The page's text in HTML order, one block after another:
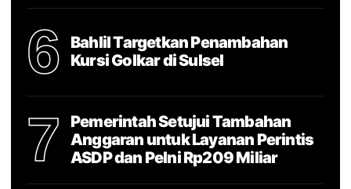
6
Bahlil Targetkan Penambahan
Kursi Golkar di Sulsel
7
Pemerintah Setujui Tambahan
Anggaran untuk Layanan Perintis
ASDP dan Pelni Rp209 Miliar